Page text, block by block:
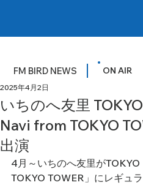
FM BIRD NEWS ON AIR
いちのへ友里
Navi from TOKYO
出演
2025年4月2日
4月～いちのへ友里が
TOKYO TOWER」にレギュ